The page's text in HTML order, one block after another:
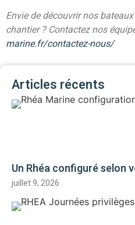
Envie de découvrir nos
chantier ? Contactez nos
marine.fr/contactez-nous/
Articles récents
Un Rhéa configuré selon
juillet 9, 2026